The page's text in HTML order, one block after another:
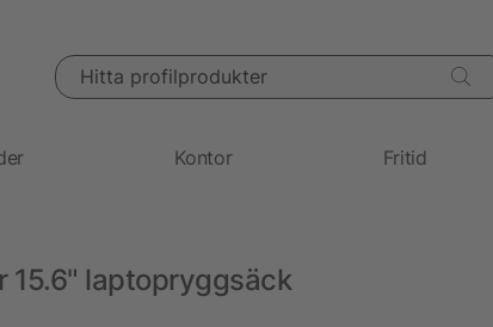
Hitta profilprodukter
Kontor Fritid
15.6" laptopryggsäck